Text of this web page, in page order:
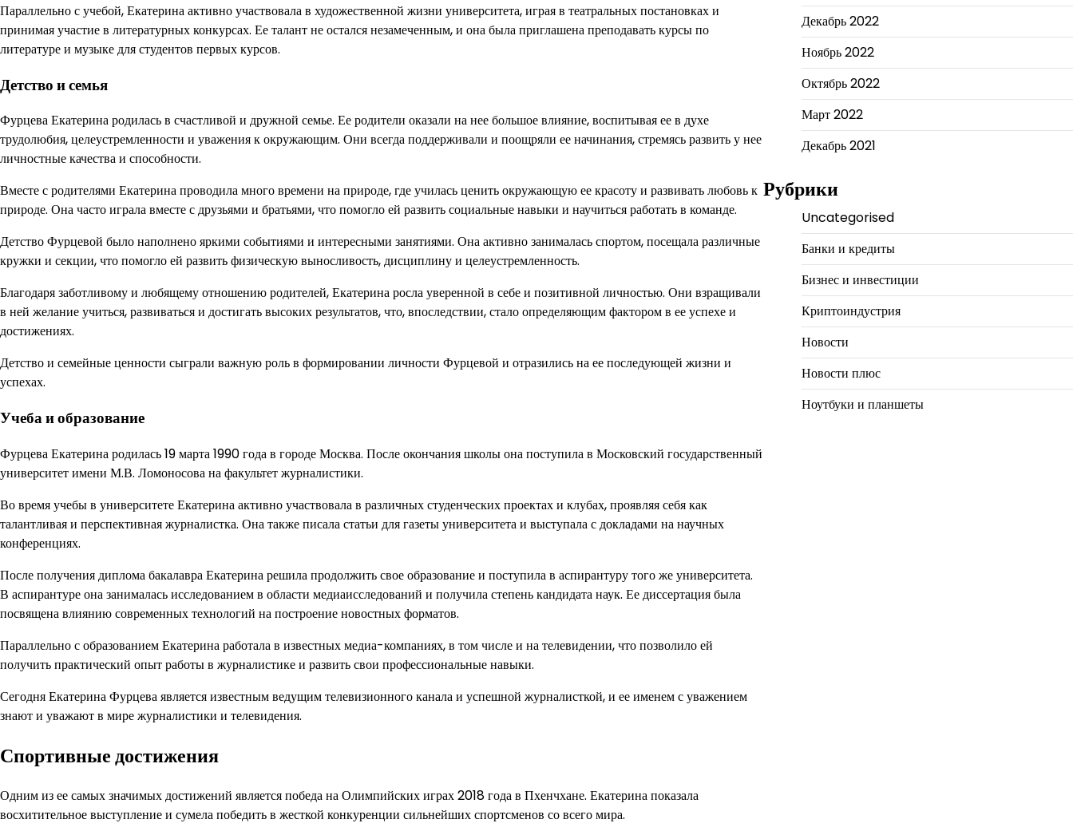
Параллельно с учебой, Екатерина активно участвовала в художественной жизни университета, играя в театральных постановках и
принимая участие в литературных конкурсах. Ее талант не остался незамеченным, и она была приглашена преподавать курсы по
литературе и музыке для студентов первых курсов.
Детство и семья
Фурцева Екатерина родилась в счастливой и дружной семье. Ее родители оказали на нее большое влияние, воспитывая ее в духе
трудолюбия, целеустремленности и уважения к окружающим. Они всегда поддерживали и поощряли ее начинания, стремясь развить у нее
личностные качества и способности.
Вместе с родителями Екатерина проводила много времени на природе, где училась ценить окружающую ее красоту и развивать любовь к
природе. Она часто играла вместе с друзьями и братьями, что помогло ей развить социальные навыки и научиться работать в команде.
Детство Фурцевой было наполнено яркими событиями и интересными занятиями. Она активно занималась спортом, посещала различные
кружки и секции, что помогло ей развить физическую выносливость, дисциплину и целеустремленность.
Благодаря заботливому и любящему отношению родителей, Екатерина росла уверенной в себе и позитивной личностью. Они взращивали
в ней желание учиться, развиваться и достигать высоких результатов, что, впоследствии, стало определяющим фактором в ее успехе и
достижениях.
Детство и семейные ценности сыграли важную роль в формировании личности Фурцевой и отразились на ее последующей жизни и
успехах.
Учеба и образование
Фурцева Екатерина родилась 19 марта 1990 года в городе Москва. После окончания школы она поступила в Московский государственный
университет имени М.В. Ломоносова на факультет журналистики.
Во время учебы в университете Екатерина активно участвовала в различных студенческих проектах и клубах, проявляя себя как
талантливая и перспективная журналистка. Она также писала статьи для газеты университета и выступала с докладами на научных
конференциях.
После получения диплома бакалавра Екатерина решила продолжить свое образование и поступила в аспирантуру того же университета.
В аспирантуре она занималась исследованием в области медиаисследований и получила степень кандидата наук. Ее диссертация была
посвящена влиянию современных технологий на построение новостных форматов.
Параллельно с образованием Екатерина работала в известных медиа-компаниях, в том числе и на телевидении, что позволило ей
получить практический опыт работы в журналистике и развить свои профессиональные навыки.
Сегодня Екатерина Фурцева является известным ведущим телевизионного канала и успешной журналисткой, и ее именем с уважением
знают и уважают в мире журналистики и телевидения.
Спортивные достижения
Одним из ее самых значимых достижений является победа на Олимпийских играх 2018 года в Пхенчхане. Екатерина показала
восхитительное выступление и сумела победить в жесткой конкуренции сильнейших спортсменов со всего мира.
Декабрь 2022
Ноябрь 2022
Октябрь 2022
Март 2022
Декабрь 2021
Рубрики
Uncategorised
Банки и кредиты
Бизнес и инвестиции
Криптоиндустрия
Новости
Новости плюс
Ноутбуки и планшеты